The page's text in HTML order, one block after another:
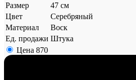
Размер
47 см
Цвет
Серебряный
Материал
Воск
Ед. продажи Штука
Цена 870